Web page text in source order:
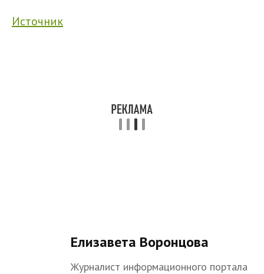
Источник
Елизавета Воронцова
Журналист информационного портала